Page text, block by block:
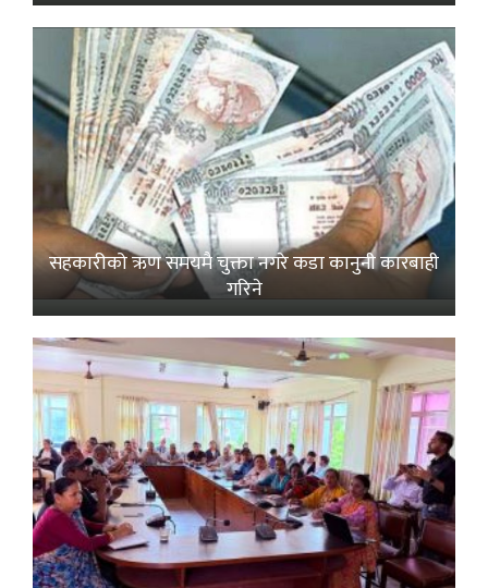
सहकारीको ऋण समयमै चुक्ता नगरे कडा कानुनी कारबाही
गरिने